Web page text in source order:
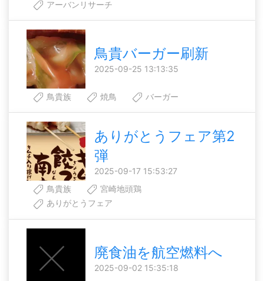
アーバンリサーチ
鳥貴バーガー刷新
2025-09-25 13:13:35
鳥貴族 焼鳥 バーガー
ありがとうフェア第2
弾
2025-09-17 15:53:27
鳥貴族
宮崎地頭鶏
ありがとうフェア
廃食油を航空燃料へ
2025-09-02 15:35:18